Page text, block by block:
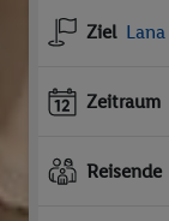
Ziel Lana
Zeitraum
Reisende